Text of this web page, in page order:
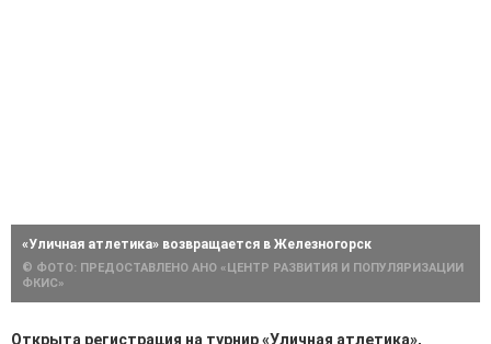
«Уличная атлетика» возвращается в Железногорск
© ФОТО: ПРЕДОСТАВЛЕНО АНО «ЦЕНТР РАЗВИТИЯ И ПОПУЛЯРИЗАЦИИ
ФКИС»
Открыта регистрация на турнир «Уличная атлетика»,